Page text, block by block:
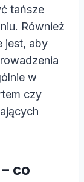
tańsze
Również
jest, aby
w
czy
co